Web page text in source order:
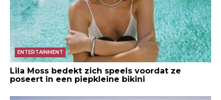
ENTERTAINMENT
Lila Moss bedekt zich speels voordat ze
poseert in een piepkleine bikini